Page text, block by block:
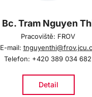
Bc. Tram Nguyen
Pracoviště: FROV
E-mail:
Telefon: +420 389 034 682
Detail